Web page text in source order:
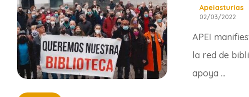
Apeiasturias
02/03/2022
APEI
la red de
apoya ...